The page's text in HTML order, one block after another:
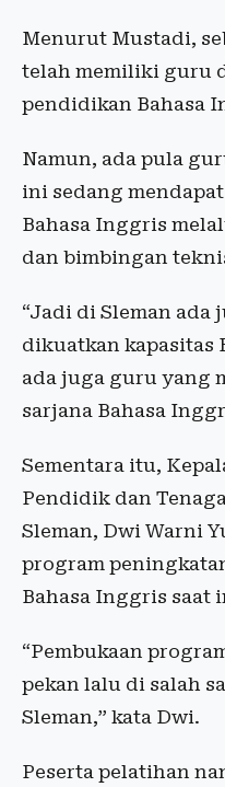
Menurut Mustadi,
telah memiliki guru
pendidikan Bahasa
Namun, ada pula
ini sedang
Bahasa Inggris
dan bimbingan
“Jadi di Sleman ada
dikuatkan kapasitas
ada juga guru yang
sarjana Bahasa
Sementara itu,
Pendidik dan
Sleman, Dwi Warni
program
Bahasa Inggris saat
“Pembukaan
pekan lalu di salah
Sleman,” kata Dwi.
Peserta pelatihan